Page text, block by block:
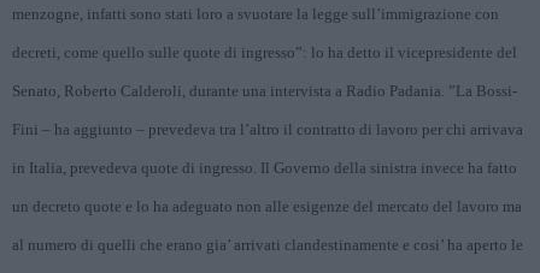
menzogne, infatti sono stati loro a svuotare la legge sull’immigrazione con
decreti, come quello sulle quote di ingresso”: lo ha detto il vicepresidente del
Senato, Roberto Calderoli, durante una intervista a Radio Padania. ”La Bossi-
Fini – ha aggiunto – prevedeva tra l’altro il contratto di lavoro per chi arrivava
in Italia, prevedeva quote di ingresso. Il Governo della sinistra invece ha fatto
un decreto quote e lo ha adeguato non alle esigenze del mercato del lavoro ma
al numero di quelli che erano gia’ arrivati clandestinamente e cosi’ ha aperto le